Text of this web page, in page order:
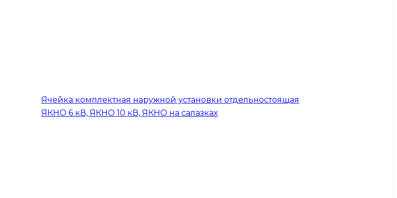
Ячейка комплектная наружной установки отдельностоящая
ЯКНО 6 кВ, ЯКНО 10 кВ, ЯКНО на салазках